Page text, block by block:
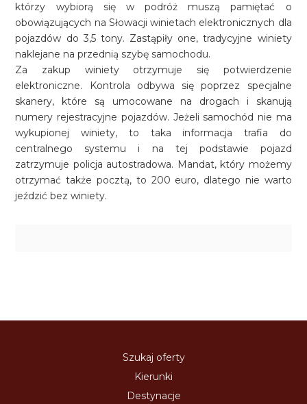
którzy wybiorą się w podróż muszą pamiętać o
obowiązujących na Słowacji winietach elektronicznych dla
pojazdów do 3,5 tony. Zastąpiły one, tradycyjne winiety
naklejane na przednią szybę samochodu.
Za zakup winiety otrzymuje się potwierdzenie
elektroniczne. Kontrola odbywa się poprzez specjalne
skanery, które są umocowane na drogach i skanują
numery rejestracyjne pojazdów. Jeżeli samochód nie ma
wykupionej winiety, to taka informacja trafia do
centralnego systemu i na tej podstawie pojazd
zatrzymuje policja autostradowa. Mandat, który możemy
otrzymać także pocztą, to 200 euro, dlatego nie warto
jeździć bez winiety.
Szukaj oferty
Kierunki
Destynacje